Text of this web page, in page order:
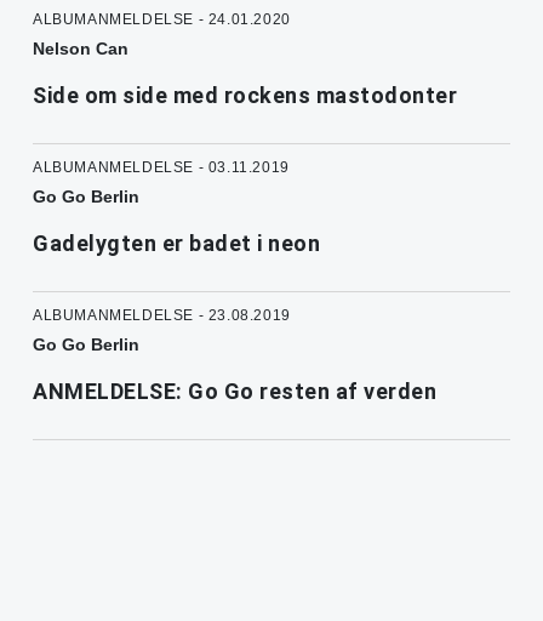
ALBUMANMELDELSE - 24.01.2020
Nelson Can
Side om side med rockens mastodonter
ALBUMANMELDELSE - 03.11.2019
Go Go Berlin
Gadelygten er badet i neon
ALBUMANMELDELSE - 23.08.2019
Go Go Berlin
ANMELDELSE: Go Go resten af verden